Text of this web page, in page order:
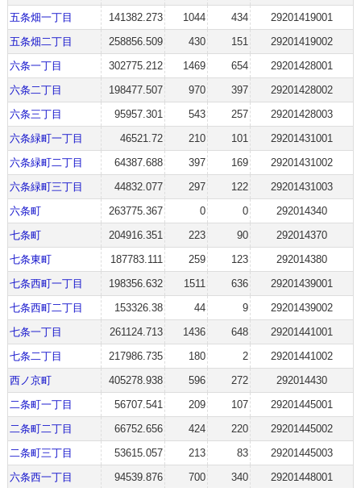
五条畑一丁目
141382.273 1044 434
29201419001
五条畑二丁目
258856.509 430 151
29201419002
六条一丁目
302775.212 1469 654
29201428001
六条二丁目
198477.507 970 397
29201428002
六条三丁目
95957.301 543 257
29201428003
六条緑町一丁目
46521.72 210 101
29201431001
六条緑町二丁目
64387.688 397 169
29201431002
六条緑町三丁目
44832.077 297 122
29201431003
六条町
263775.367 0 0
292014340
七条町
204916.351 223 90
292014370
七条東町
187783.111 259 123
292014380
七条西町一丁目
198356.632 1511 636
29201439001
七条西町二丁目
153326.38 44 9
29201439002
七条一丁目
261124.713 1436 648
29201441001
七条二丁目
217986.735 180 2
29201441002
西ノ京町
405278.938 596 272
292014430
二条町一丁目
56707.541 209 107
29201445001
二条町二丁目
66752.656 424 220
29201445002
二条町三丁目
53615.057 213 83
29201445003
六条西一丁目
94539.876 700 340
29201448001